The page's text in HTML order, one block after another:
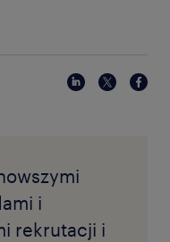
i
rekrutacji i